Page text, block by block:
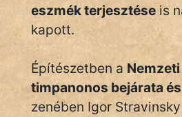
TÖRTÉNELEM
Népszerű szerzőink:
cinege
eszmék terjesztése is
kapott.
Építészetben a
timpanonos bejárata
zenében Igor